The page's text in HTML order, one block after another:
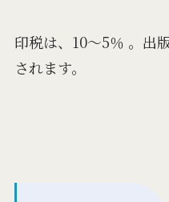
印税は、10～5％ 。出
されます。